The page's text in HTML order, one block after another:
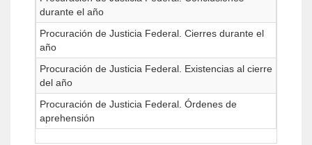
durante el año
Procuración de Justicia Federal. Cierres durante el
año
Procuración de Justicia Federal. Existencias al cierre
del año
Procuración de Justicia Federal. Órdenes de
aprehensión